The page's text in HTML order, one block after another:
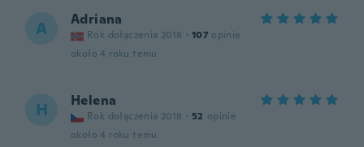
A Adriana
Rok dołączenia 2018 · 107 opinie
około 4 roku temu
H Helena
Rok dołączenia 2018 · 52 opinie
około 4 roku temu